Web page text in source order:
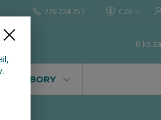
CZK
776 724 751
0 ks za
SOUBORY